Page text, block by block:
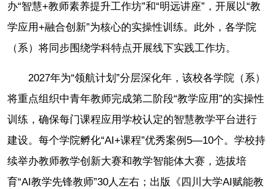
办“智慧+教师素养提升工作坊”和“明远讲座”，开展以“教
学应用+融合创新”为核心的实操性训练。此外，各学院
（系）将同步围绕学科特点开展线下实践工作坊。
2027年为“领航计划”分层深化年，该校各学院（系）
将重点组织中青年教师完成第二阶段“教学应用”的实操性
训练，确保每门课程应用学校认定的智慧教学平台进行
建设。每个学院孵化“AI+课程”优秀案例5—10个。学校持
续举办教师教学创新大赛和教学智能体大赛，选拔培
育“AI教学先锋教师”30人左右；出版《四川大学AI赋能教